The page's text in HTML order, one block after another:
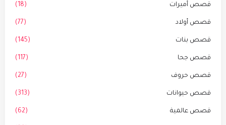
قصص أميرات (18)
قصص أولاد (77)
قصص بنات (145)
قصص جحا (117)
قصص حروف (27)
قصص حيوانات (313)
قصص عالمية (62)